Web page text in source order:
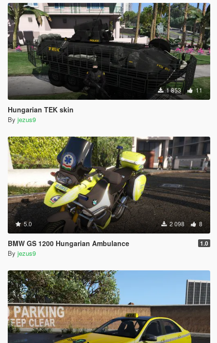
1 853 11
Hungarian TEK skin
By jezus9
5.0 2 098 8
BMW GS 1200 Hungarian Ambulance 1.0
By jezus9